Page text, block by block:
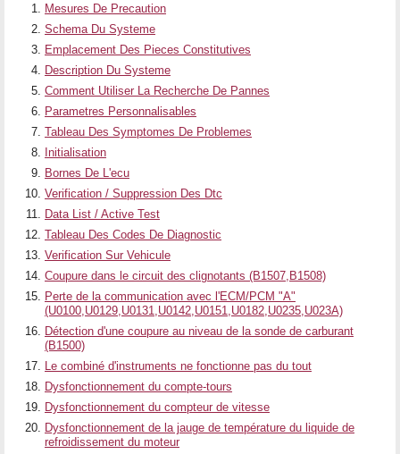
Mesures De Precaution
Schema Du Systeme
Emplacement Des Pieces Constitutives
Description Du Systeme
Comment Utiliser La Recherche De Pannes
Parametres Personnalisables
Tableau Des Symptomes De Problemes
Initialisation
Bornes De L'ecu
Verification / Suppression Des Dtc
Data List / Active Test
Tableau Des Codes De Diagnostic
Verification Sur Vehicule
Coupure dans le circuit des clignotants (B1507,B1508)
Perte de la communication avec l'ECM/PCM "A"
(U0100,U0129,U0131,U0142,U0151,U0182,U0235,U023A)
Détection d'une coupure au niveau de la sonde de carburant
(B1500)
Le combiné d'instruments ne fonctionne pas du tout
Dysfonctionnement du compte-tours
Dysfonctionnement du compteur de vitesse
Dysfonctionnement de la jauge de température du liquide de
refroidissement du moteur